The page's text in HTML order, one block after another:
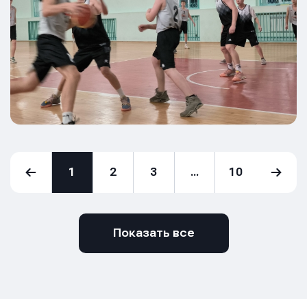
1 2 3 ... 10
Показать все